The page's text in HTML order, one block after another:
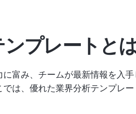
プレートと
富み、チームが最新情報を入
は、優れた業界分析テンプレ